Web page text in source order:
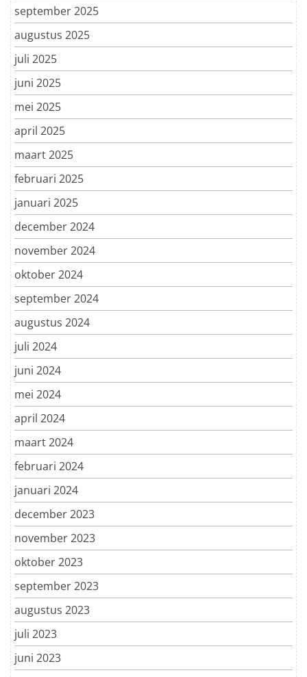
september 2025
augustus 2025
juli 2025
juni 2025
mei 2025
april 2025
maart 2025
februari 2025
januari 2025
december 2024
november 2024
oktober 2024
september 2024
augustus 2024
juli 2024
juni 2024
mei 2024
april 2024
maart 2024
februari 2024
januari 2024
december 2023
november 2023
oktober 2023
september 2023
augustus 2023
juli 2023
juni 2023